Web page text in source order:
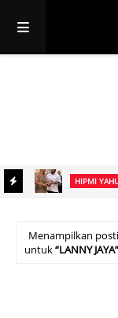
HIPMI
Menampilkan
untuk LANNY JAYA